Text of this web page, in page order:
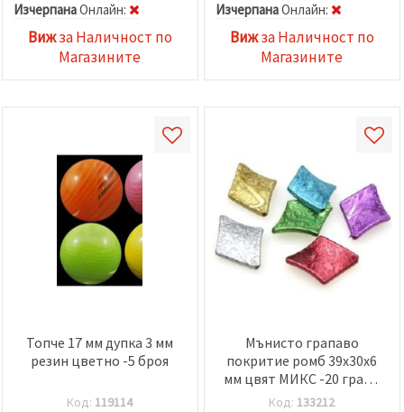
ИзчерпанаOнлайн:
Вижза Наличност по
Магазините
ИзчерпанаOнлайн:
Вижза Наличност по
Магазините
Топче 17 мм дупка 3 мм
резин цветно -5 броя
Код: 119114
Мънисто грапаво
покритие ромб 39x30x6
мм цвят МИКС -20 грама
~8 броя
Код: 133212